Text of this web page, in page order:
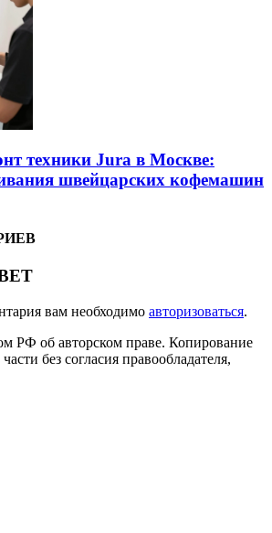
техники Jura в Москве:
швейцарских кофемашин
вам необходимо авторизоваться.
РФ об авторском праве. Копирование
без согласия правообладателя,